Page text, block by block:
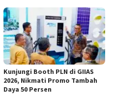
Kunjungi Booth PLN di GIIAS
2026, Nikmati Promo Tambah
Daya 50 Persen